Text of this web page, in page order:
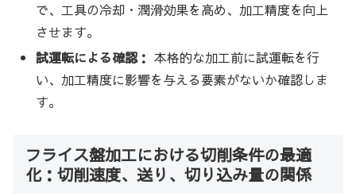
で、工具の冷却・潤滑効果を高め、加工精度を向上
させます。
試運転による確認： 本格的な加工前に試運転を行
い、加工精度に影響を与える要素がないか確認しま
す。
フライス盤加工における切削条件の最適
化：切削速度、送り、切り込み量の関係